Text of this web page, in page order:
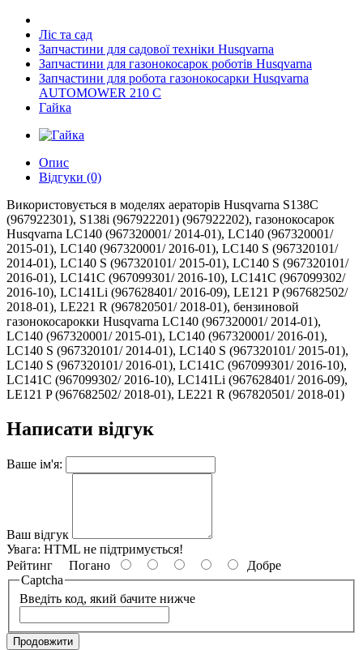
Ліс та сад
Запчастини для садової техніки Husqvarna
Запчастини для газонокосарок роботів Husqvarna
Запчастини для робота газонокосарки Husqvarna
AUTOMOWER 210 C
Гайка
Опис
Відгуки (0)
Використовується в моделях аераторів Husqvarna S138C
(967922301), S138i (967922201) (967922202), газонокосарок
Husqvarna LC140 (967320001/ 2014-01), LC140 (967320001/
2015-01), LC140 (967320001/ 2016-01), LC140 S (967320101/
2014-01), LC140 S (967320101/ 2015-01), LC140 S (967320101/
2016-01), LC141C (967099301/ 2016-10), LC141C (967099302/
2016-10), LC141Li (967628401/ 2016-09), LE121 P (967682502/
2018-01), LE221 R (967820501/ 2018-01), бензиновой
газонокосарокки Husqvarna LC140 (967320001/ 2014-01),
LC140 (967320001/ 2015-01), LC140 (967320001/ 2016-01),
LC140 S (967320101/ 2014-01), LC140 S (967320101/ 2015-01),
LC140 S (967320101/ 2016-01), LC141C (967099301/ 2016-10),
LC141C (967099302/ 2016-10), LC141Li (967628401/ 2016-09),
LE121 P (967682502/ 2018-01), LE221 R (967820501/ 2018-01)
Написати відгук
Ваше ім'я:
Ваш відгук
Увага: HTML не підтримується!
Рейтинг Погано
Добре
Captcha
Введіть код, який бачите нижче
Продовжити